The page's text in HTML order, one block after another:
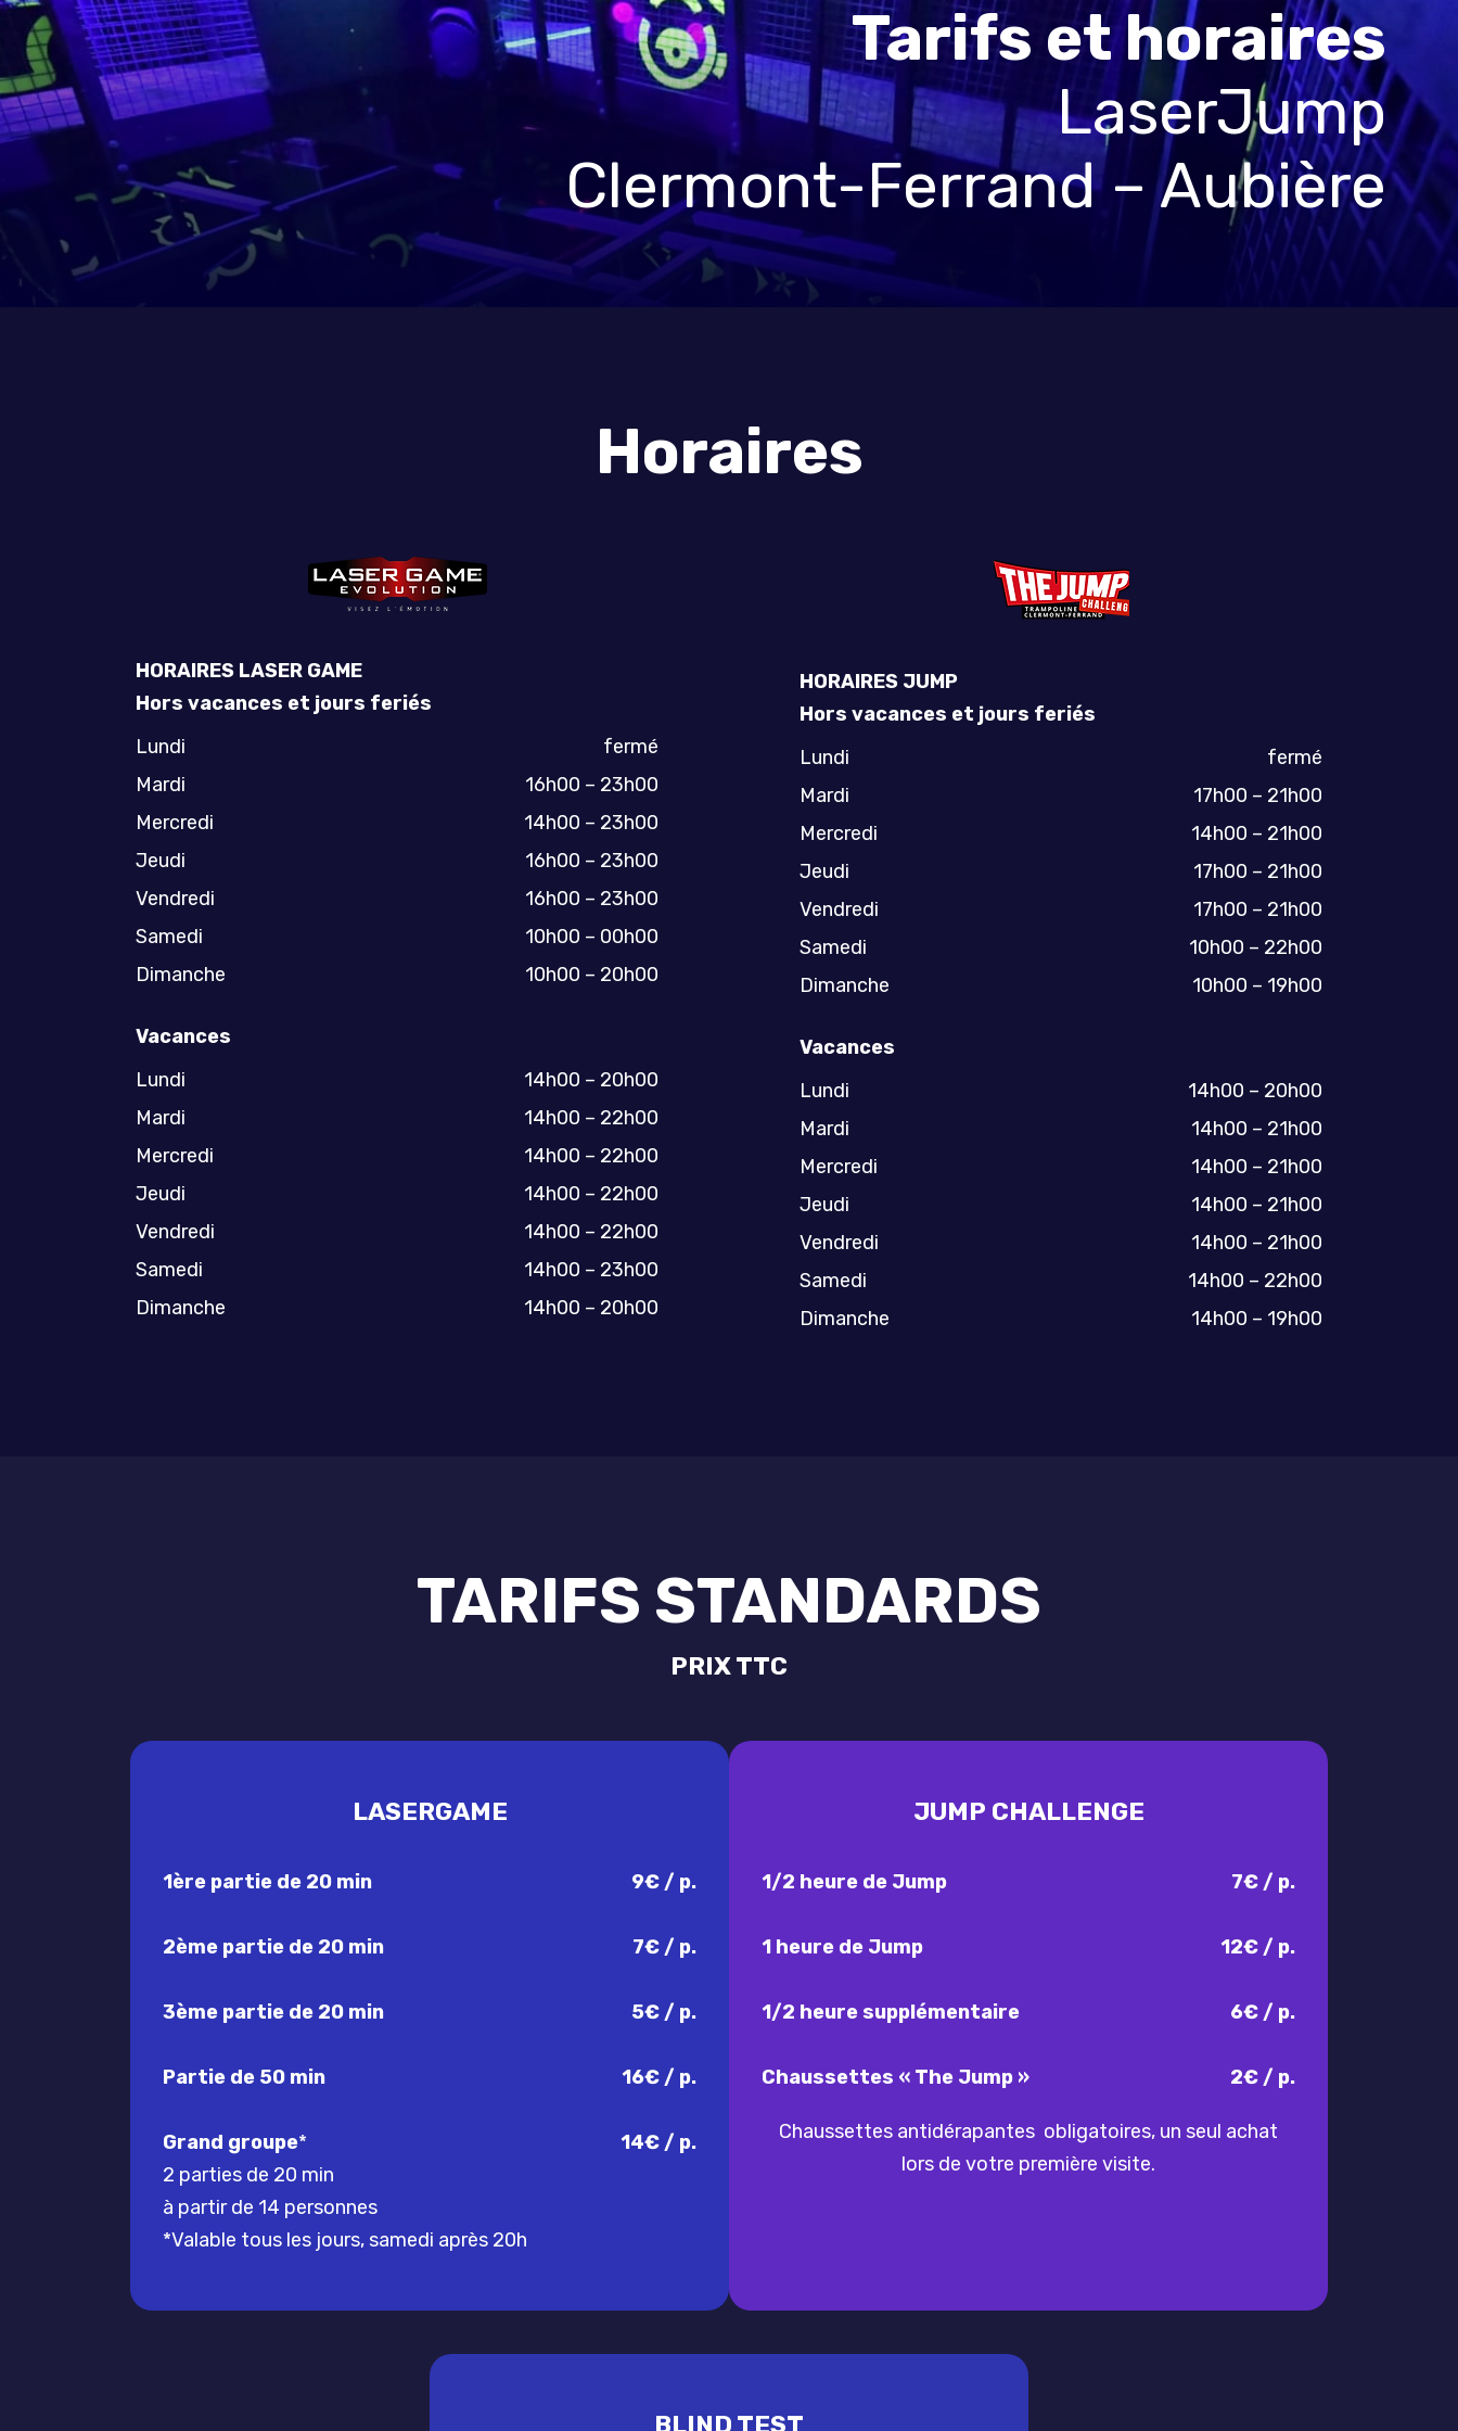
Tarifs et horaires
LaserJump
Clermont-Ferrand – Aubière
Horaires
HORAIRES LASER GAME
Hors vacances et jours feriés
Lundi
fermé
Mardi
16h00 – 23h00
Mercredi
14h00 – 23h00
Jeudi
16h00 – 23h00
Vendredi
16h00 – 23h00
Samedi
10h00 – 00h00
Dimanche
10h00 – 20h00
Vacances
Lundi
14h00 – 20h00
Mardi
14h00 – 22h00
Mercredi
14h00 – 22h00
Jeudi
14h00 – 22h00
Vendredi
14h00 – 22h00
Samedi
14h00 – 23h00
Dimanche
14h00 – 20h00
HORAIRES JUMP
Hors vacances et jours feriés
Lundi
fermé
Mardi
17h00 – 21h00
Mercredi
14h00 – 21h00
Jeudi
17h00 – 21h00
Vendredi
17h00 – 21h00
Samedi
10h00 – 22h00
Dimanche
10h00 – 19h00
Vacances
Lundi
14h00 – 20h00
Mardi
14h00 – 21h00
Mercredi
14h00 – 21h00
Jeudi
14h00 – 21h00
Vendredi
14h00 – 21h00
Samedi
14h00 – 22h00
Dimanche
14h00 – 19h00
TARIFS STANDARDS
PRIX TTC
LASERGAME
1ère partie de 20 min 9€ / p.
2ème partie de 20 min 7€ / p.
3ème partie de 20 min 5€ / p.
Partie de 50 min 16€ / p.
Grand groupe*
2 parties de 20 min
à partir de 14 personnes
*Valable tous les jours, samedi après 20h
14€ / p.
JUMP CHALLENGE
1/2 heure de Jump 7€ / p.
1 heure de Jump 12€ / p.
1/2 heure supplémentaire 6€ / p.
Chaussettes « The Jump » 2€ / p.
Chaussettes antidérapantes obligatoires, un seul achat
lors de votre première visite.
BLIND TEST